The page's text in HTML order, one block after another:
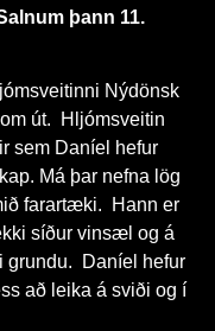
þann 11.
Nýdönsk
út. Hljómsveitin
sem Daníel hefur
Má þar nefna lög
farartæki. Hann er
síður vinsæl og á
grundu. Daníel hefur
að leika á sviði og í